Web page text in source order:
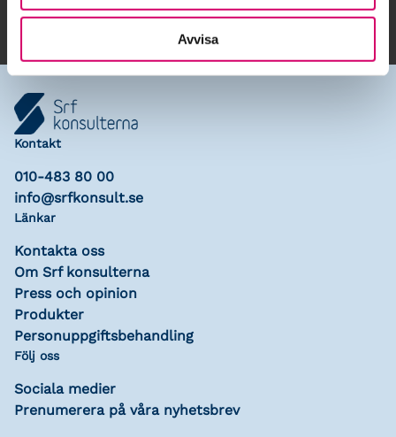
Avvisa
Kontakt
010-483 80 00
info@srfkonsult.se
Länkar
Kontakta oss
Om Srf konsulterna
Press och opinion
Produkter
Personuppgiftsbehandling
Följ oss
Sociala medier
Prenumerera på våra nyhetsbrev